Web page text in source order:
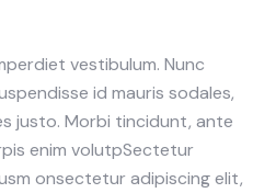
vestibulum. Nunc
id mauris sodales,
justo. Morbi tincidunt, ante
enim volutpSectetur
onsectetur adipiscing elit,